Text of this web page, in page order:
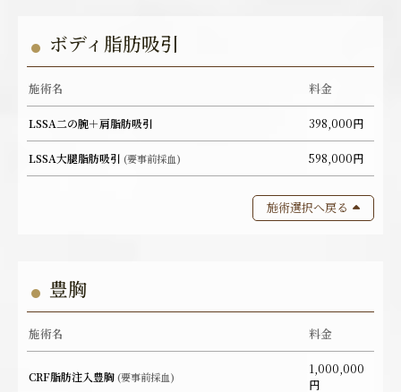
ボディ脂肪吸引
施術名 料金
LSSA二の腕＋肩脂肪吸引 398,000円
LSSA大腿脂肪吸引 (要事前採血) 598,000円
施術選択へ戻る
豊胸
施術名 料金
CRF脂肪注入豊胸(要事前採血)
1,000,000
円